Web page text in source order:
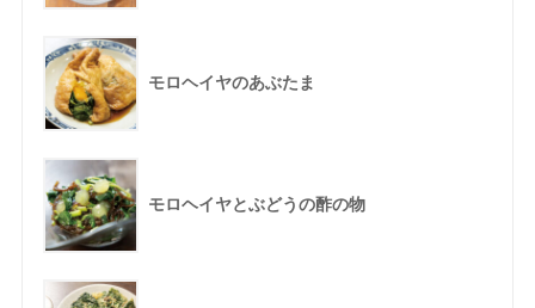
モロヘイヤのあぶたま
モロヘイヤとぶどうの酢の物